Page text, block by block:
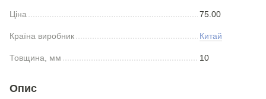
Ціна 75.00
Країна виробник Китай
Товщина, мм 10
Опис